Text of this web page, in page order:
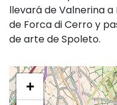
llevará de Valnerina
de Forca di Cerro y
de arte de Spoleto.
+